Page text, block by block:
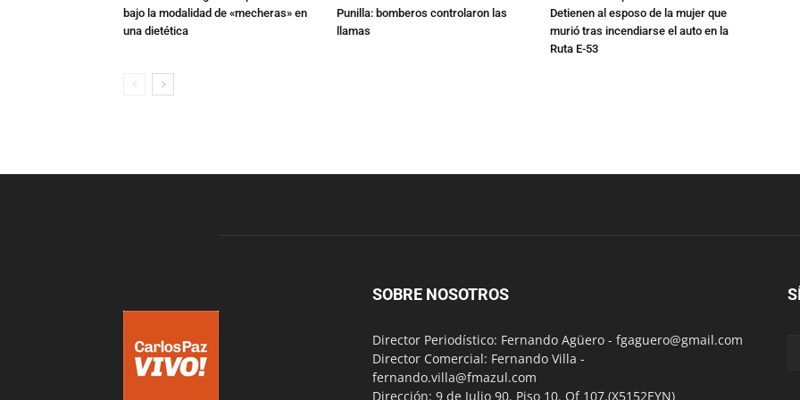
bajo la modalidad de «mecheras» en
una dietética
Punilla: bomberos controlaron las
llamas
Detienen al esposo de la mujer que
murió tras incendiarse el auto en la
Ruta E-53
SOBRE NOSOTROS
Director Periodístico: Fernando Agüero - fgaguero@gmail.com
Director Comercial: Fernando Villa -
fernando.villa@fmazul.com
Dirección: 9 de Julio 90. Piso 10. Of 107.(X5152EYN)